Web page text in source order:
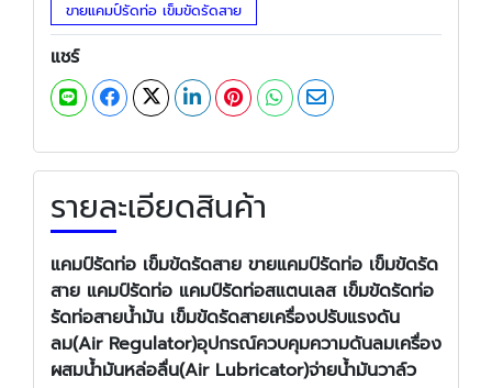
ขายแคมป์รัดท่อ เข็มขัดรัดสาย
แชร์
รายละเอียดสินค้า
แคมป์รัดท่อ เข็มขัดรัดสาย ขายแคมป์รัดท่อ เข็มขัดรัด
สาย แคมป์รัดท่อ แคมป์รัดท่อสแตนเลส เข็มขัดรัดท่อ
รัดท่อสายน้ำมัน เข็มขัดรัดสายเครื่องปรับแรงดัน
ลม(Air Regulator)อุปกรณ์ควบคุมความดันลมเครื่อง
ผสมน้ำมันหล่อลื่น(Air Lubricator)จ่ายน้ำมันวาล์ว